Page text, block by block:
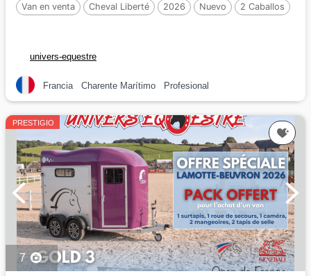
Van en venta Cheval Liberté 2026 Nuevo 2 Caballos
univers-equestre
Francia Charente Marítimo Profesional
PRESTIGIO
7